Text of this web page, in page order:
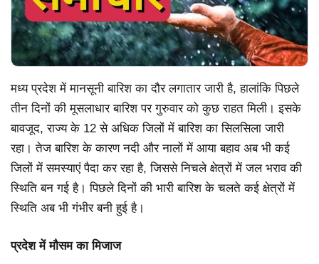
मध्य प्रदेश में मानसूनी बारिश का दौर लगातार जारी है, हालांकि पिछले
तीन दिनों की मूसलाधार बारिश पर गुरुवार को कुछ राहत मिली। इसके
बावजूद, राज्य के 12 से अधिक जिलों में बारिश का सिलसिला जारी
रहा। तेज बारिश के कारण नदी और नालों में आया बहाव अब भी कई
जिलों में समस्याएं पैदा कर रहा है, जिससे निचले क्षेत्रों में जल भराव की
स्थिति बन गई है। पिछले दिनों की भारी बारिश के चलते कई क्षेत्रों में
स्थिति अब भी गंभीर बनी हुई है।
प्रदेश में मौसम का मिजाज